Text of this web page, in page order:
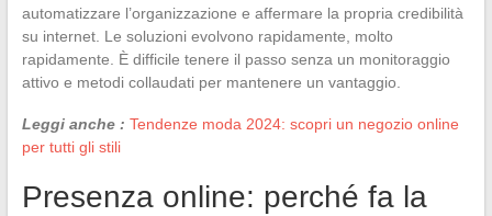
automatizzare l’organizzazione e affermare la propria credibilità
su internet. Le soluzioni evolvono rapidamente, molto
rapidamente. È difficile tenere il passo senza un monitoraggio
attivo e metodi collaudati per mantenere un vantaggio.
Leggi anche : Tendenze moda 2024: scopri un negozio online
per tutti gli stili
Presenza online: perché fa la